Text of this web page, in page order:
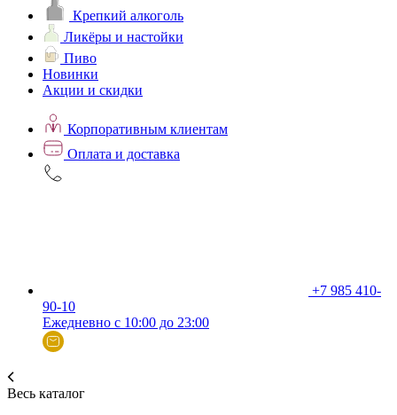
Крепкий алкоголь
Ликёры и настойки
Пиво
Новинки
Акции и скидки
Корпоративным клиентам
Оплата и доставка
+7 985 410-
90-10
Ежедневно с 10:00 до 23:00
Весь каталог